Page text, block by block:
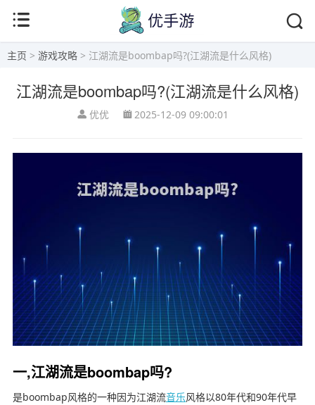
主页 > 游戏攻略 > 江湖流是boombap吗?(江湖流是什么风格)
江湖流是boombap吗?(江湖流是什么风格)
优优 2025-12-09 09:00:01
一,江湖流是boombap吗?
是boombap风格的一种因为江湖流音乐风格以80年代和90年代早